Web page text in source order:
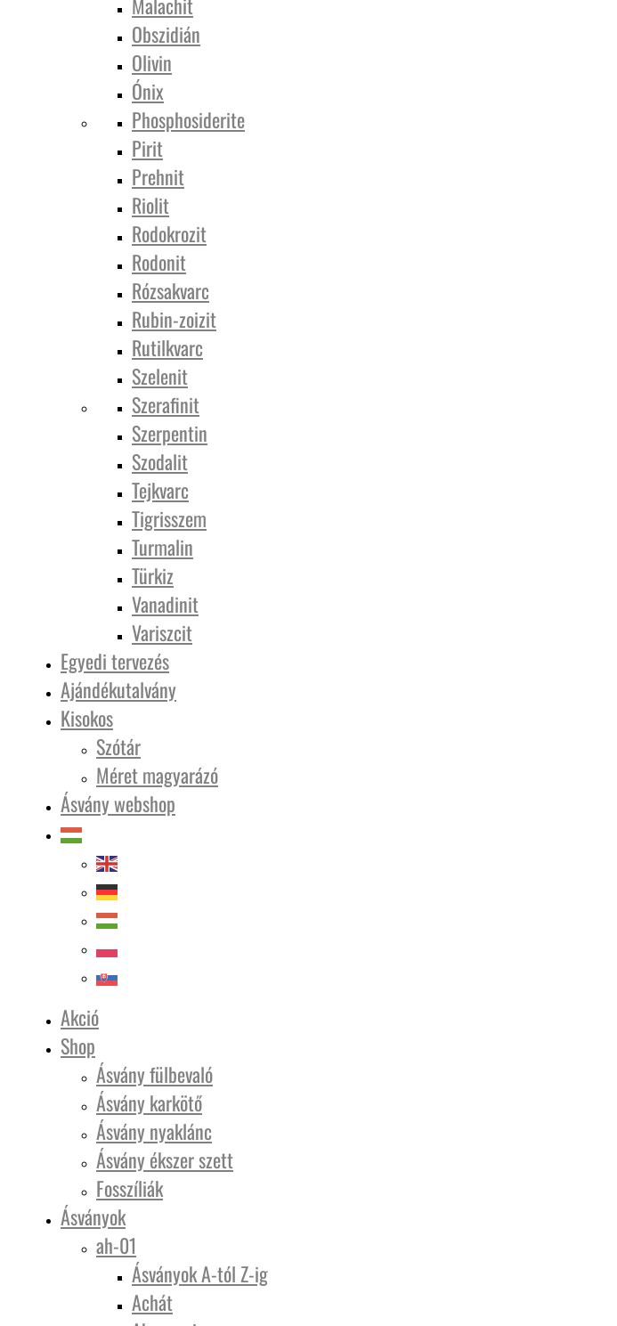
Obszidián
Olivin
Ónix
Phosphosiderite
Pirit
Prehnit
Riolit
Rodokrozit
Rodonit
Rózsakvarc
Rubin-zoizit
Rutilkvarc
Szelenit
Szerafinit
Szerpentin
Szodalit
Tejkvarc
Tigrisszem
Turmalin
Türkiz
Vanadinit
Variszcit
Egyedi tervezés
Ajándékutalvány
Kisokos
Szótár
Méret magyarázó
Ásvány webshop
Akció
Shop
Ásvány fülbevaló
Ásvány karkötő
Ásvány nyaklánc
Ásvány ékszer szett
Fosszíliák
Ásványok
ah-01
Ásványok A-tól Z-ig
Achát